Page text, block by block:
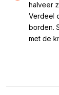
halveer
Verdeel
borden.
met de